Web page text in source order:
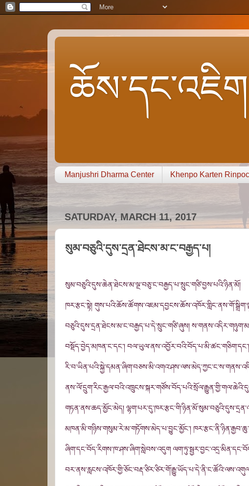
Manjushri Dharma Center Khenpo Karten
SATURDAY, MARCH 11, 2017
སུམ་བཅུའི་དུས་དྲན་ཐེངས་མ་ང་བརྒྱད་པ།
སུམ་བཅུའི་དུས་ཆེན་ཐེངས་མ་ལྔ་བཅུ་ང་བརྒྱད་པ་སྲུང་གཙི་བྱས་པའི་ཉིན་མོ།
ཁར་རྩང་སྟེ།
བཅུའི་དུས་དྲན་ཐེངས་མ་ང་བརྒྱད་པ་དེ་སྲུང་གཙི་ཞུས།
བསྡོད་བྱེད་མཁན་ང་དང་།
གཏན་ནས་ཆད་མྱོང་མེད།
མཁན་མི་གཉིས་གསུམ་རེ་མ་གཏོགས་མེད་པ་བྱུང་མྱོང་།
ཞིག་དང་བོད་རིགས་ཁ་ཤས་ཞིག་སླེབས་འདུག